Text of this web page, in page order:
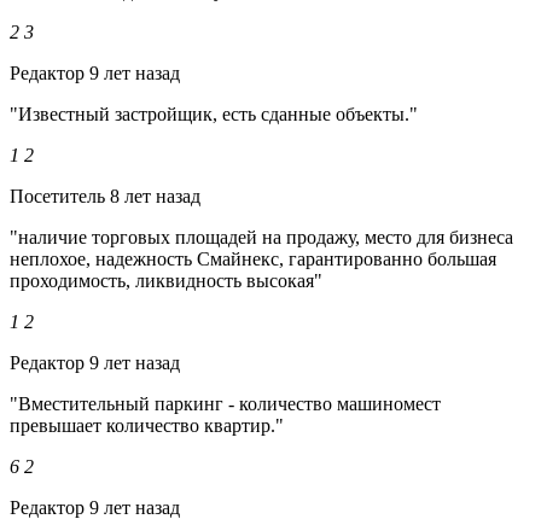
2 3
Редактор 9 лет назад
"Известный застройщик, есть сданные объекты."
1 2
Посетитель 8 лет назад
"наличие торговых площадей на продажу, место для бизнеса
неплохое, надежность Смайнекс, гарантированно большая
проходимость, ликвидность высокая"
1 2
Редактор 9 лет назад
"Вместительный паркинг - количество машиномест
превышает количество квартир."
6 2
Редактор 9 лет назад